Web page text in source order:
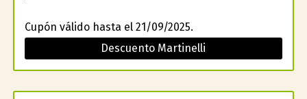
Cupón válido hasta el 21/09/2025.
Descuento Martinelli